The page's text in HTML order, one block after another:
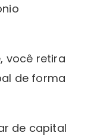
você retira
de forma
de capital